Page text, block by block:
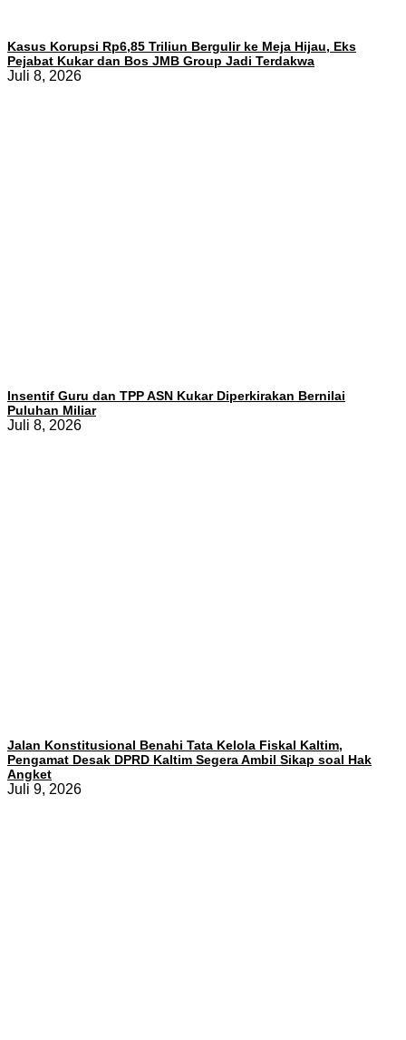
Kasus Korupsi Rp6,85 Triliun Bergulir ke Meja Hijau, Eks
Pejabat Kukar dan Bos JMB Group Jadi Terdakwa
Juli 8, 2026
Insentif Guru dan TPP ASN Kukar Diperkirakan Bernilai
Puluhan Miliar
Juli 8, 2026
Jalan Konstitusional Benahi Tata Kelola Fiskal Kaltim,
Pengamat Desak DPRD Kaltim Segera Ambil Sikap soal Hak
Angket
Juli 9, 2026